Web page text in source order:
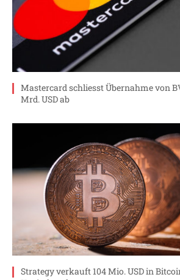
Mastercard schliesst Übernahme von
Mrd. USD ab
Strategy verkauft 104 Mio. USD in